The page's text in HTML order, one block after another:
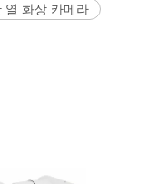
열 화상 카메라